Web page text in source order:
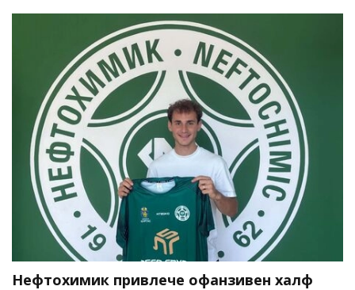
Нефтохимик привлече офанзивен халф